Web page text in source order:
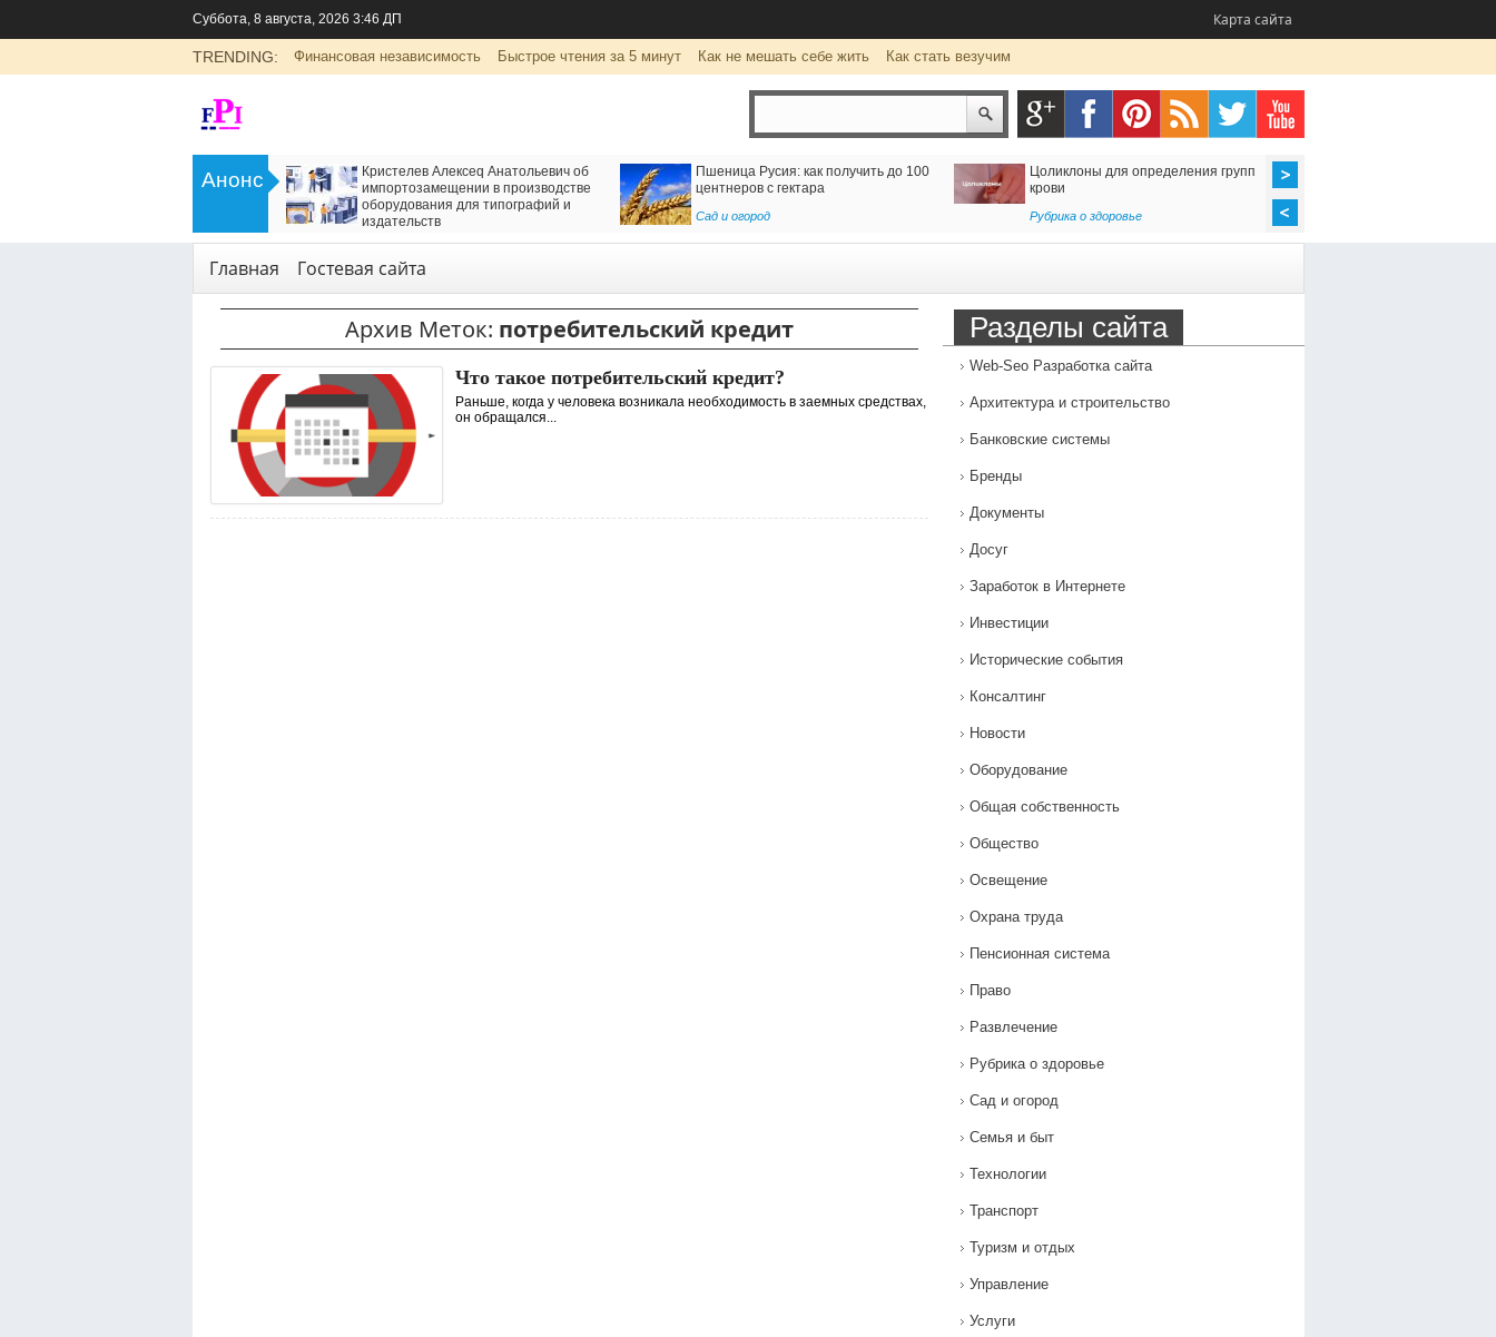
Суббота, 8 августа, 2026 3:46 ДП Карта сайта
TRENDING: Финансовая независимость Быстрое чтения за 5 минут Как не мешать себе жить Как стать везучим
Анонс
LADA Largus: универсальный
семейный автомобиль с российским
Кристелев Алексеq Анатольевич об
импортозамещении в производстве
оборудования для типографий и
издательств
Пшеница Русия: как получить до 100
центнеров с гектара
Сад и огород
Цоликлоны для определения групп
крови
Рубрика о здоровье
Главная Гостевая сайта
Архив Меток: потребительский кредит
Что такое потребительский кредит?
Раньше, когда у человека возникала необходимость в заемных средствах,
он обращался...
Разделы сайта
Web-Seo Разработка сайта
Архитектура и строительство
Банковские системы
Бренды
Документы
Досуг
Заработок в Интернете
Инвестиции
Исторические события
Консалтинг
Новости
Оборудование
Общая собственность
Общество
Освещение
Охрана труда
Пенсионная система
Право
Развлечение
Рубрика о здоровье
Сад и огород
Семья и быт
Технологии
Транспорт
Туризм и отдых
Управление
Услуги